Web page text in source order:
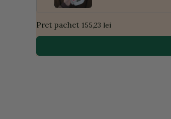
Pret pachet 155,23 lei